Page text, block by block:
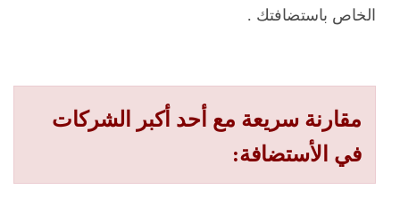
الخاص باستضافتك .
مقارنة سريعة مع أحد أكبر الشركات
في الأستضافة: